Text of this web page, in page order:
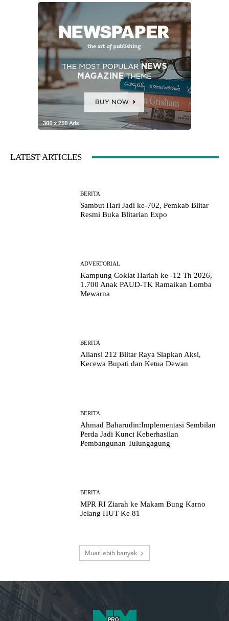
LATEST ARTICLES
BERITA
Sambut Hari Jadi ke-702, Pemkab Blitar
Resmi Buka Blitarian Expo
ADVERTORIAL
Kampung Coklat Harlah ke -12 Th 2026,
1.700 Anak PAUD-TK Ramaikan Lomba
Mewarna
BERITA
Aliansi 212 Blitar Raya Siapkan Aksi,
Kecewa Bupati dan Ketua Dewan
BERITA
Ahmad Baharudin:Implementasi Sembilan
Perda Jadi Kunci Keberhasilan
Pembangunan Tulungagung
BERITA
MPR RI Ziarah ke Makam Bung Karno
Jelang HUT Ke 81
Muat lebih banyak